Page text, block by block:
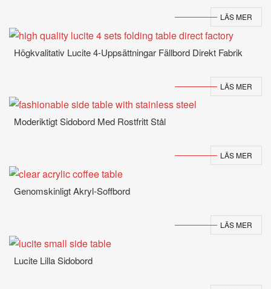
LÄS MER
Högkvalitativ Lucite 4-Uppsättningar Fällbord Direkt Fabrik
LÄS MER
Moderiktigt Sidobord Med Rostfritt Stål
LÄS MER
Genomskinligt Akryl-Soffbord
LÄS MER
Lucite Lilla Sidobord